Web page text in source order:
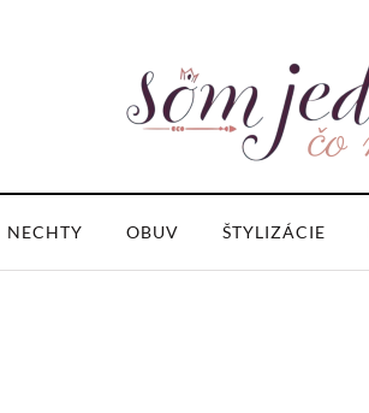
NECHTY OBUV ŠTYLIZÁCIE